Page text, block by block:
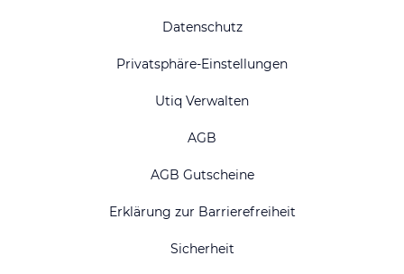
Datenschutz
Privatsphäre-Einstellungen
Utiq Verwalten
AGB
AGB Gutscheine
Erklärung zur Barrierefreiheit
Sicherheit